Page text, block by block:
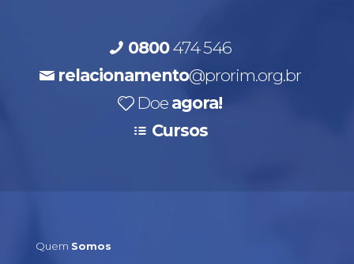
0800474 546
relacionamento@prorim.org.br
Doe agora!
Cursos
Quem Somos